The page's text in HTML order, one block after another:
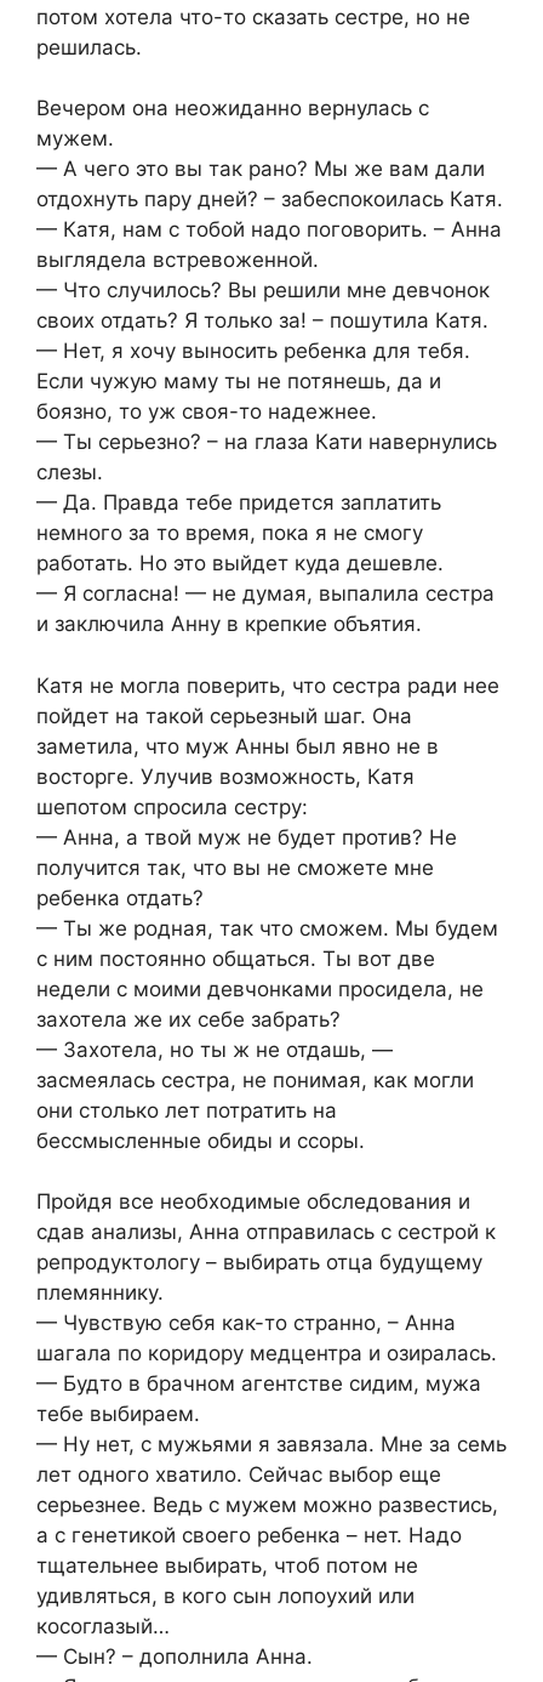
потом хотела что-то сказать сестре, но не
решилась.
Вечером она неожиданно вернулась с
мужем.
— А чего это вы так рано? Мы же вам дали
отдохнуть пару дней? – забеспокоилась Катя.
— Катя, нам с тобой надо поговорить. – Анна
выглядела встревоженной.
— Что случилось? Вы решили мне девчонок
своих отдать? Я только за! – пошутила Катя.
— Нет, я хочу выносить ребенка для тебя.
Если чужую маму ты не потянешь, да и
боязно, то уж своя-то надежнее.
— Ты серьезно? – на глаза Кати навернулись
слезы.
— Да. Правда тебе придется заплатить
немного за то время, пока я не смогу
работать. Но это выйдет куда дешевле.
— Я согласна! — не думая, выпалила сестра
и заключила Анну в крепкие объятия.
Катя не могла поверить, что сестра ради нее
пойдет на такой серьезный шаг. Она
заметила, что муж Анны был явно не в
восторге. Улучив возможность, Катя
шепотом спросила сестру:
— Анна, а твой муж не будет против? Не
получится так, что вы не сможете мне
ребенка отдать?
— Ты же родная, так что сможем. Мы будем
с ним постоянно общаться. Ты вот две
недели с моими девчонками просидела, не
захотела же их себе забрать?
— Захотела, но ты ж не отдашь, —
засмеялась сестра, не понимая, как могли
они столько лет потратить на
бессмысленные обиды и ссоры.
Пройдя все необходимые обследования и
сдав анализы, Анна отправилась с сестрой к
репродуктологу – выбирать отца будущему
племяннику.
— Чувствую себя как-то странно, – Анна
шагала по коридору медцентра и озиралась.
— Будто в брачном агентстве сидим, мужа
тебе выбираем.
— Ну нет, с мужьями я завязала. Мне за семь
лет одного хватило. Сейчас выбор еще
серьезнее. Ведь с мужем можно развестись,
а с генетикой своего ребенка – нет. Надо
тщательнее выбирать, чтоб потом не
удивляться, в кого сын лопоухий или
косоглазый…
— Сын? – дополнила Анна.